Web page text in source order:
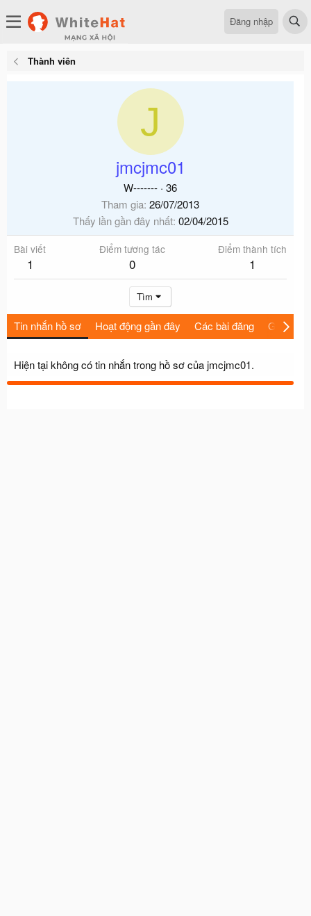
Đăng nhập
Thành viên
J
jmcjmc01
W------- · 36
Tham gia 26/07/2013
Thấy lần gần đây nhất 02/04/2015
Bài viết
1
Điểm tương tác
0
Điểm thành tích
1
Tìm
Tin nhắn hồ sơ Hoạt động gần đây Các bài đăng Giới thiệu
Hiện tại không có tin nhắn trong hồ sơ của jmcjmc01.